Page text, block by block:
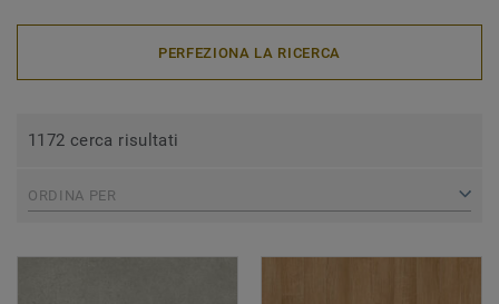
PERFEZIONA LA RICERCA
1172 cerca risultati
ORDINA PER